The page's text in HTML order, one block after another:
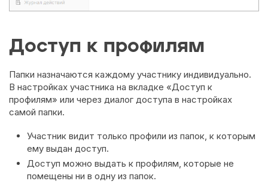
Доступ к профилям
Папки назначаются каждому участнику индивидуально.
В настройках участника на вкладке «Доступ к
профилям» или через диалог доступа в настройках
самой папки.
Участник видит только профили из папок, к которым
ему выдан доступ.
Доступ можно выдать к профилям, которые не
помещены ни в одну из папок.